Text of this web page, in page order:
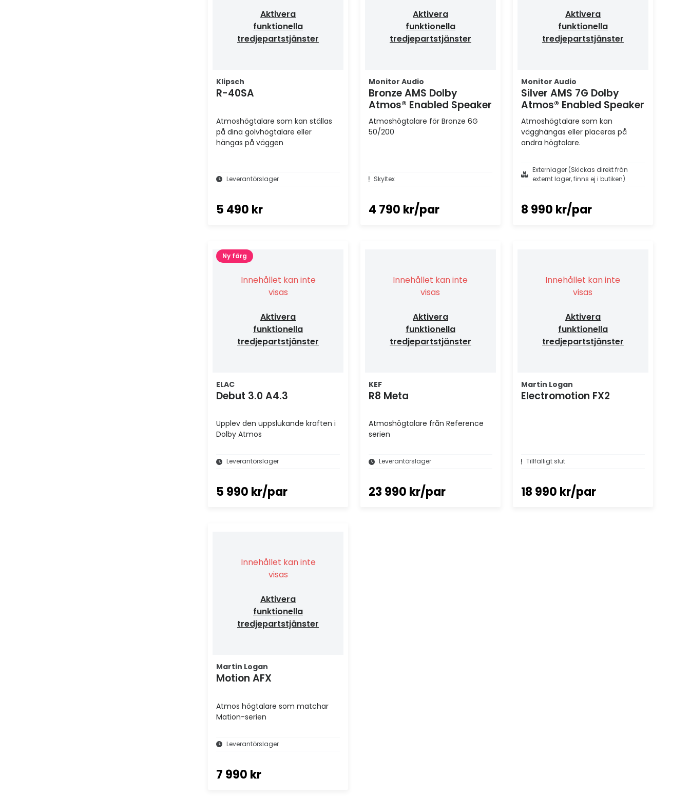
Aktivera
funktionella
tredjepartstjänster
Klipsch
R-40SA
Atmoshögtalare som kan ställas
på dina golvhögtalare eller
hängas på väggen
Leverantörslager
5 490 kr
Aktivera
funktionella
tredjepartstjänster
Monitor Audio
Bronze AMS Dolby
Atmos® Enabled Speaker
Atmoshögtalare för Bronze 6G
50/200
Skyltex
4 790 kr/par
Aktivera
funktionella
tredjepartstjänster
Monitor Audio
Silver AMS 7G Dolby
Atmos® Enabled Speaker
Atmoshögtalare som kan
vägghängas eller placeras på
andra högtalare.
Externlager (Skickas direkt från
externt lager, finns ej i butiken)
8 990 kr/par
Ny färg
Innehållet kan inte
visas
Aktivera
funktionella
tredjepartstjänster
ELAC
Debut 3.0 A4.3
Upplev den uppslukande kraften i
Dolby Atmos
Leverantörslager
5 990 kr/par
Innehållet kan inte
visas
Aktivera
funktionella
tredjepartstjänster
KEF
R8 Meta
Atmoshögtalare från Reference
serien
Leverantörslager
23 990 kr/par
Innehållet kan inte
visas
Aktivera
funktionella
tredjepartstjänster
Martin Logan
Electromotion FX2
Tillfälligt slut
18 990 kr/par
Innehållet kan inte
visas
Aktivera
funktionella
tredjepartstjänster
Martin Logan
Motion AFX
Atmos högtalare som matchar
Mation-serien
Leverantörslager
7 990 kr